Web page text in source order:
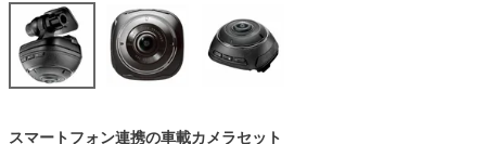
スマートフォン連携の車載カメラセット